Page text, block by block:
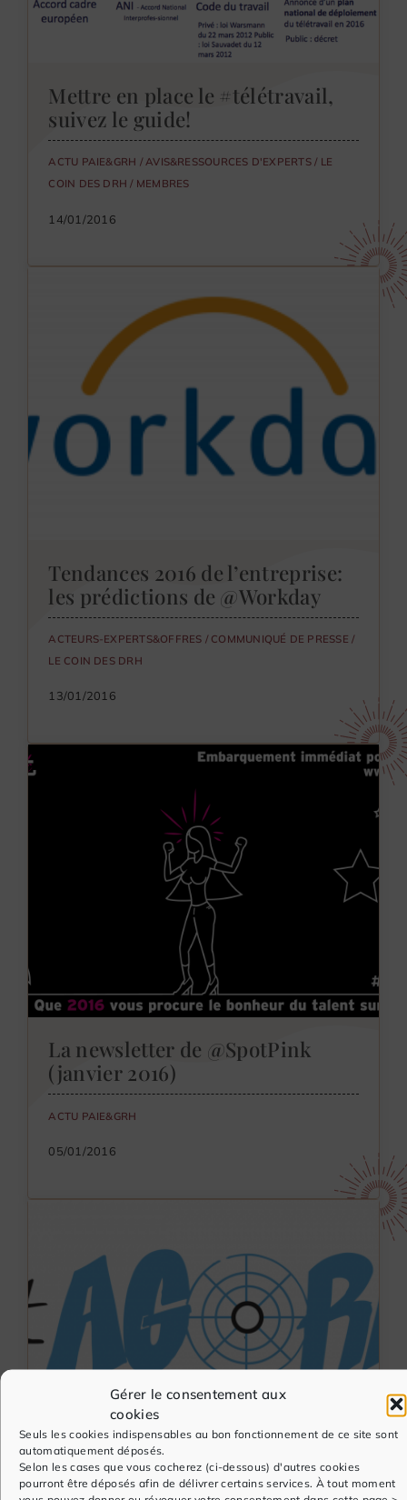
Gérer le consentement aux
cookies
Seuls les cookies indispensables au bon fonctionnement de ce site sont
automatiquement déposés.
Selon les cases que vous cocherez (ci-dessous) d'autres cookies
pourront être déposés afin de délivrer certains services. À tout moment
Mettre en place le #télétravail,
suivez le guide!
ACTU PAIE&GRH /AVIS&RESSOURCES D'EXPERTS/ LE
COIN DES DRH / MEMBRES
14/01/2016
Tendances 2016 de l’entreprise:
les prédictions de @Workday
ACTEURS-EXPERTS&OFFRES / COMMUNIQUÉ DE PRESSE /
LE COIN DES DRH
13/01/2016
La newsletter de @SpotPink
(janvier 2016)
ACTU PAIE&GRH
05/01/2016